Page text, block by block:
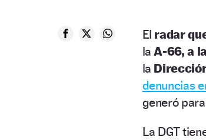
El radar
la A-66, a
la
denuncias
generó
La DGT